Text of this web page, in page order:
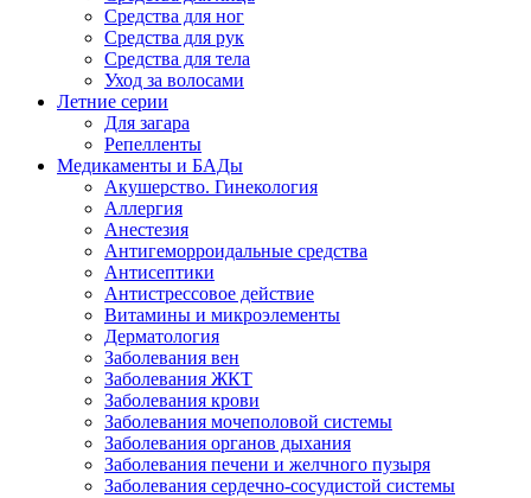
Средства для ног
Средства для рук
Средства для тела
Уход за волосами
Летние серии
Для загара
Репелленты
Медикаменты и БАДы
Акушерство. Гинекология
Аллергия
Анестезия
Антигеморроидальные средства
Антисептики
Антистрессовое действие
Витамины и микроэлементы
Дерматология
Заболевания вен
Заболевания ЖКТ
Заболевания крови
Заболевания мочеполовой системы
Заболевания органов дыхания
Заболевания печени и желчного пузыря
Заболевания сердечно-сосудистой системы